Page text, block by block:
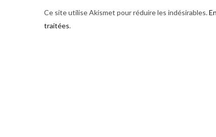
Ce site utilise Akismet pour réduire les indésirables.
traitées.